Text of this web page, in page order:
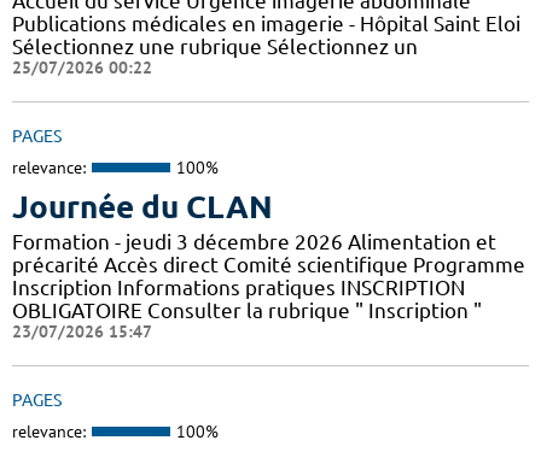
Publications médicales en imagerie - Hôpital Saint Eloi
Sélectionnez une rubrique Sélectionnez un
25/07/2026 00:22
PAGES
relevance: 100%
Journée du CLAN
Formation - jeudi 3 décembre 2026 Alimentation et
précarité Accès direct Comité scientifique Programme
Inscription Informations pratiques ​INSCRIPTION
OBLIGATOIRE Consulter la rubrique " Inscription "
23/07/2026 15:47
PAGES
relevance: 100%